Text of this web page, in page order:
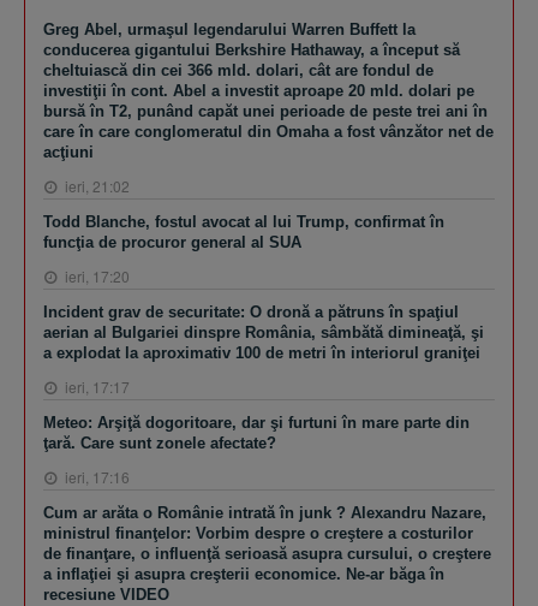
Greg Abel, urmaşul legendarului Warren Buffett la
conducerea gigantului Berkshire Hathaway, a început să
cheltuiască din cei 366 mld. dolari, cât are fondul de
investiţii în cont. Abel a investit aproape 20 mld. dolari pe
bursă în T2, punând capăt unei perioade de peste trei ani în
care în care conglomeratul din Omaha a fost vânzător net de
acţiuni
ieri, 21:02
Todd Blanche, fostul avocat al lui Trump, confirmat în
funcţia de procuror general al SUA
ieri, 17:20
Incident grav de securitate: O dronă a pătruns în spaţiul
aerian al Bulgariei dinspre România, sâmbătă dimineaţă, şi
a explodat la aproximativ 100 de metri în interiorul graniţei
ieri, 17:17
Meteo: Arşiţă dogoritoare, dar şi furtuni în mare parte din
ţară. Care sunt zonele afectate?
ieri, 17:16
Cum ar arăta o Românie intrată în junk ? Alexandru Nazare,
ministrul finanţelor: Vorbim despre o creştere a costurilor
de finanţare, o influenţă serioasă asupra cursului, o creştere
a inflaţiei şi asupra creşterii economice. Ne-ar băga în
recesiune VIDEO